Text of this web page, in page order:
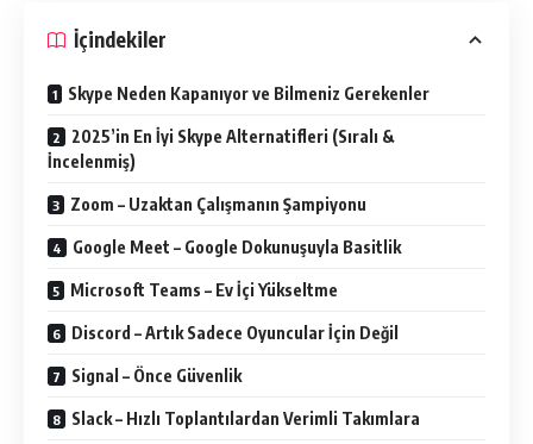
İçindekiler
Skype Neden Kapanıyor ve Bilmeniz Gerekenler
2025’in En İyi Skype Alternatifleri (Sıralı &
İncelenmiş)
Zoom – Uzaktan Çalışmanın Şampiyonu
Google Meet – Google Dokunuşuyla Basitlik
Microsoft Teams – Ev İçi Yükseltme
Discord – Artık Sadece Oyuncular İçin Değil
Signal – Önce Güvenlik
Slack – Hızlı Toplantılardan Verimli Takımlara